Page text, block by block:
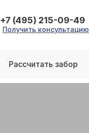
Рассчитать забор
Получить консультацию
+7 (495) 215-09-49